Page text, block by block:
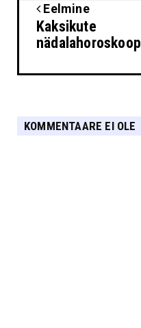
Eelmine
Kaksikute
nädalahoroskoop
KOMMENTAARE EI OLE